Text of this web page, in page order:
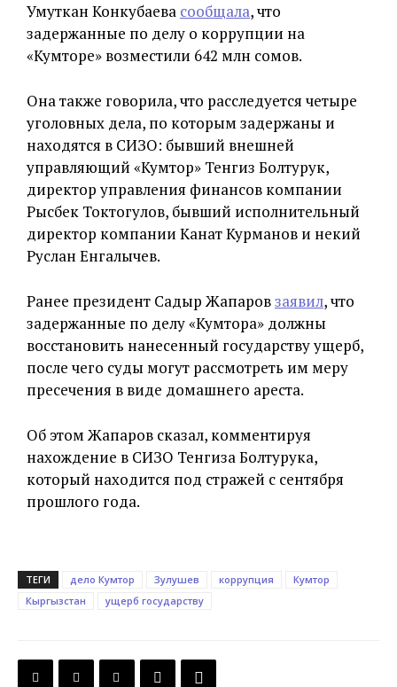
Умуткан Конкубаева сообщала, что
задержанные по делу о коррупции на
«Кумторе» возместили 642 млн сомов.
Она также говорила, что расследуется четыре
уголовных дела, по которым задержаны и
находятся в СИЗО: бывший внешней
управляющий «Кумтор» Тенгиз Болтурук,
директор управления финансов компании
Рысбек Токтогулов, бывший исполнительный
директор компании Канат Курманов и некий
Руслан Енгалычев.
Ранее президент Садыр Жапаровзаявил, что
задержанные по делу «Кумтора» должны
восстановить нанесенный государству ущерб,
после чего суды могут рассмотреть им меру
пресечения в виде домашнего ареста.
Об этом Жапаров сказал, комментируя
нахождение в СИЗО Тенгиза Болтурука,
который находится под стражей с сентября
прошлого года.
ТЕГИ дело Кумтор Зулушев коррупция
Кумтор
Кыргызстан
ущерб государству